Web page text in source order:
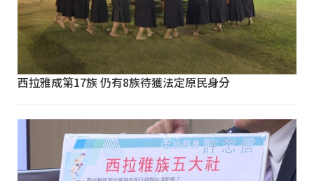
西拉雅成第17族 仍有8族待獲法定原民身分